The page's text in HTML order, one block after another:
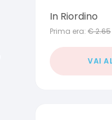
In Riordino
Prima era: €2.65
VAI